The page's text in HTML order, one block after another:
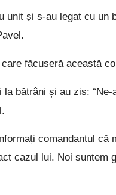
unit și s-au legat cu un
făcuseră această
bătrâni și au zis:
comandantul că
cazul lui. Noi suntem